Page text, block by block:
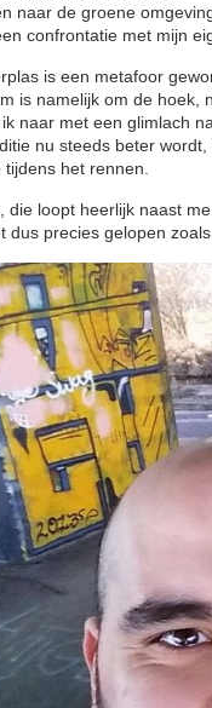
naar de groene
confrontatie met mijn
is een metafoor
is namelijk om de hoek,
naar met een glimlach
nu steeds beter
het rennen.
die loopt heerlijk naast me.
dus precies gelopen